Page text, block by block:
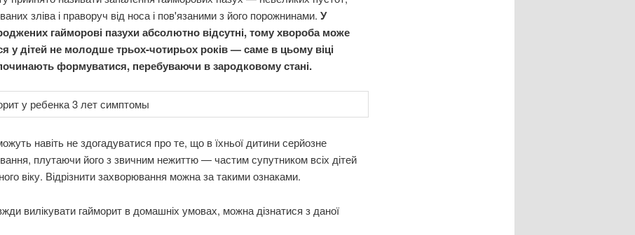
зліва і праворуч від носа і пов'язаними з його порожнинами. У
гайморові пазухи абсолютно відсутні, тому хвороба може
у дітей не молодше трьох-чотирьох років — саме в цьому віці
формуватися, перебуваючи в зародковому стані.
навіть не здогадуватися про те, що в їхньої дитини серйозне
плутаючи його з звичним нежиттю — частим супутником всіх дітей
віку. Відрізнити захворювання можна за такими ознаками.
вилікувати гайморит в домашніх умовах, можна дізнатися з даної